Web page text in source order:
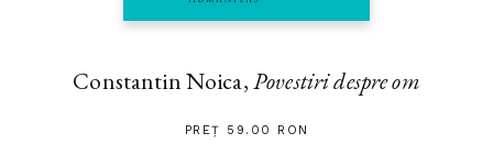
Constantin Noica,Povestiri despre om
PREȚ 59.00 RON